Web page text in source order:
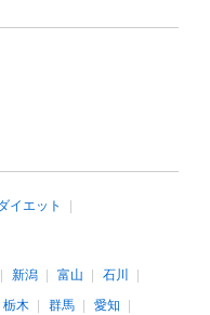
イエット
新潟 富山
石川
栃木 群馬
愛知